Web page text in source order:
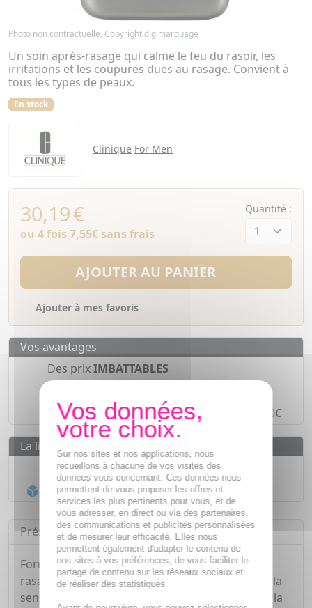
Photo non contractuelle. Copyright digimarquage
Un soin après-rasage qui calme le feu du rasoir, les
irritations et les coupures dues au rasage. Convient à
tous les types de peaux.
En stock
Clinique For Men
30,19€
ou 4 fois 7,55€ sans frais
Quantité :
AJOUTER AU PANIER
Ajouter à mes favoris
Vos avantages
Des prixIMBATTABLES
Paiement en 4 fois sans frais à partir de 30€
La livraison
Livraison gratuite dès55€
Acheminement Chronoposten 24h*
Présentation
Formulé par des dermatologues, ce soin après-
rasage apaisant contient de l'aloès pour calmer la
sensation de brûlure due au rasage et soulager la
Sur nos sites et nos applications, nous
recueillons à chacune de vos visites des
données vous concernant. Ces données nous
permettent de vous proposer les offres et
services les plus pertinents pour vous, et de
vous adresser, en direct ou via des partenaires,
des communications et publicités personnalisées
et de mesurer leur efficacité. Elles nous
permettent également d'adapter le contenu de
nos sites à vos préférences, de vous faciliter le
partage de contenu sur les réseaux sociaux et
de réaliser des statistiques